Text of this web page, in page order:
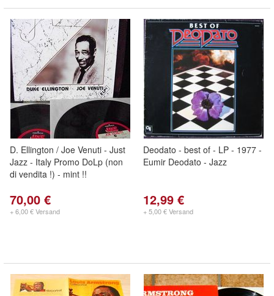
D. Ellington / Joe Venuti - Just
Jazz - Italy Promo DoLp (non
di vendita !) - mint !!
70,00 €
+ 6,00 € Versand
Deodato - best of - LP - 1977 -
Eumir Deodato - Jazz
12,99 €
+ 5,00 € Versand